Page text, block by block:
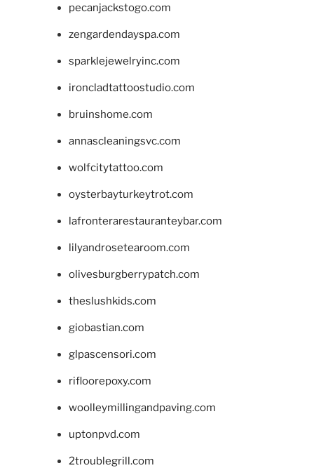
pecanjackstogo.com
zengardendayspa.com
sparklejewelryinc.com
ironcladtattoostudio.com
bruinshome.com
annascleaningsvc.com
wolfcitytattoo.com
oysterbayturkeytrot.com
lafronterarestauranteybar.com
lilyandrosetearoom.com
olivesburgberrypatch.com
theslushkids.com
giobastian.com
glpascensori.com
rifloorepoxy.com
woolleymillingandpaving.com
uptonpvd.com
2troublegrill.com